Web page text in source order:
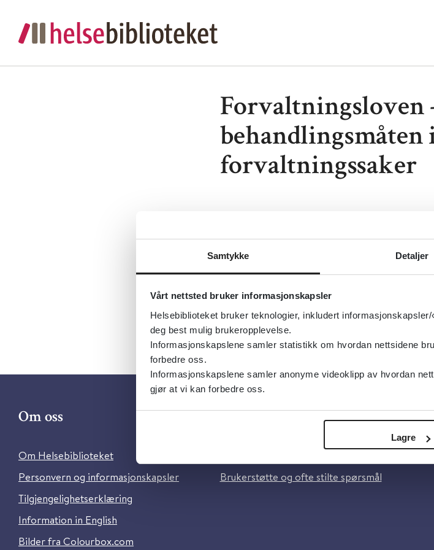
Samtykke Detaljer
Vårt nettsted bruker informasjonskapsler
Helsebiblioteket bruker teknologier, inkludert
deg best mulig brukeropplevelse.
Informasjonskapslene samler statistikk om hvordan nettsidene
forbedre oss.
Informasjonskapslene samler anonyme videoklipp av hvordan
gjør at vi kan forbedre oss.
Lagre
Forvaltningsloven
behandlingsmåten
forvaltningssaker
Utgiver:
Språk:Norsk
Om oss
Om Helsebiblioteket
Personvern og informasjonskapsler
Tilgjengelighetserklæring
Information in English
Bilder fra Colourbox.com
Brukerstøtte og ofte stilte spørsmål